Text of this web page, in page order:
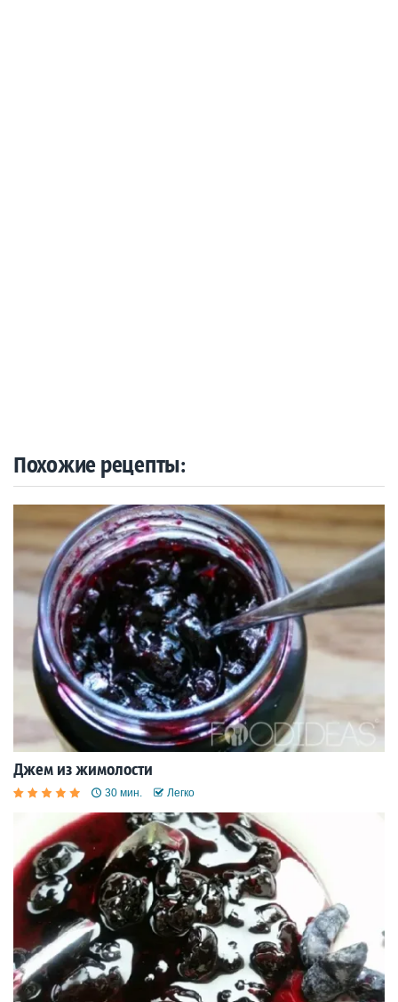
Похожие рецепты:
Джем из жимолости
30 мин. Легко